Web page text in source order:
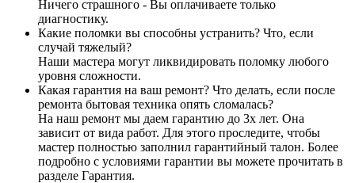
Ничего страшного - Вы оплачиваете только
диагностику.
Какие поломки вы способны устранить? Что, если
случай тяжелый?
Наши мастера могут ликвидировать поломку любого
уровня сложности.
Какая гарантия на ваш ремонт? Что делать, если после
ремонта бытовая техника опять сломалась?
На наш ремонт мы даем гарантию до 3х лет. Она
зависит от вида работ. Для этого проследите, чтобы
мастер полностью заполнил гарантийный талон. Более
подробно с условиями гарантии вы можете прочитать в
разделе Гарантия.